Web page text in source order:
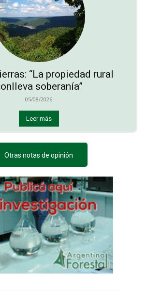
“La propiedad rural
soberanía”
05/08/2026
Leer más
Otras notas de opinión